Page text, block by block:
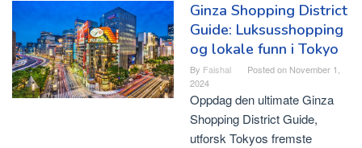
Ginza Shopping District
Guide: Luksusshopping
og lokale funn i Tokyo
By Faishal Posted on November 1,
2024
Oppdag den ultimate Ginza
Shopping District Guide,
utforsk Tokyos fremste